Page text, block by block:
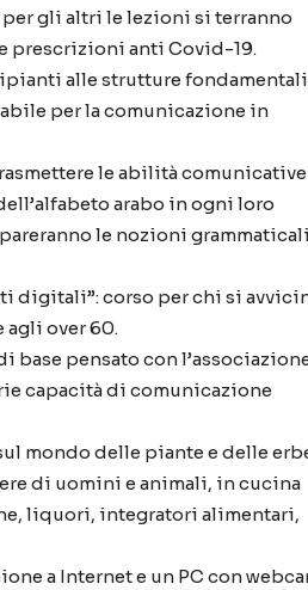
gli altri le lezioni si terranno
prescrizioni anti Covid-19.
alle strutture fondamentali
per la comunicazione in
le abilità comunicative
arabo in ogni loro
le nozioni
digitali”: corso per chi si
agli over 60.
pensato con
capacità di comunicazione
mondo delle piante e delle
di uomini e animali, in cucina
liquori, integratori alimentari,
a Internet e un PC con